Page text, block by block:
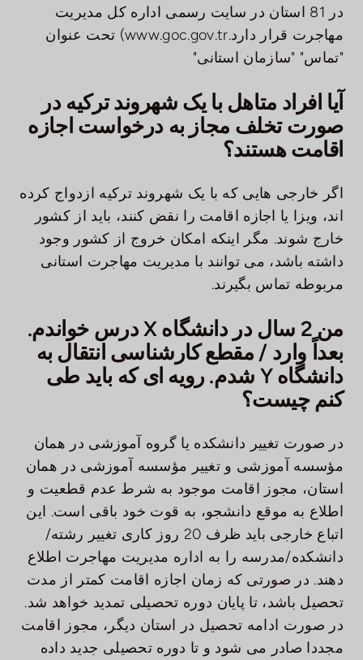
در 81 استان در سایت رسمی اداره کل مدیریت
مهاجرت قرار دارد.www.goc.gov.tr) تحت عنوان
"تماس" "سازمان استانی"
آیا افراد متاهل با یک شهروند ترکیه در
صورت تخلف مجاز به درخواست اجازه
اقامت هستند؟
اگر خارجی هایی که با یک شهروند ترکیه ازدواج کرده
اند، ویزا یا اجازه اقامت را نقض کنند، باید از کشور
خارج شوند. مگر اینکه امکان خروج از کشور وجود
داشته باشد، می توانند با مدیریت مهاجرت استانی
مربوطه تماس بگیرند.
من 2 سال در دانشگاه X درس خواندم.
بعداً وارد / مقطع کارشناسی انتقال به
دانشگاه Y شدم. رویه ای که باید طی
کنم چیست؟
در صورت تغییر دانشکده یا گروه آموزشی در همان
مؤسسه آموزشی و تغییر مؤسسه آموزشی در همان
استان، مجوز اقامت موجود به شرط عدم قطعیت و
اطلاع به موقع دانشجو، به قوت خود باقی است. این
اتباع خارجی باید ظرف 20 روز کاری تغییر رشته/
دانشکده/مدرسه را به اداره مدیریت مهاجرت اطلاع
دهند. در صورتی که زمان اجازه اقامت کمتر از مدت
تحصیل باشد، تا پایان دوره تحصیلی تمدید خواهد شد.
در صورت ادامه تحصیل در استان دیگر، مجوز اقامت
مجددا صادر می شود و تا دوره تحصیلی جدید داده